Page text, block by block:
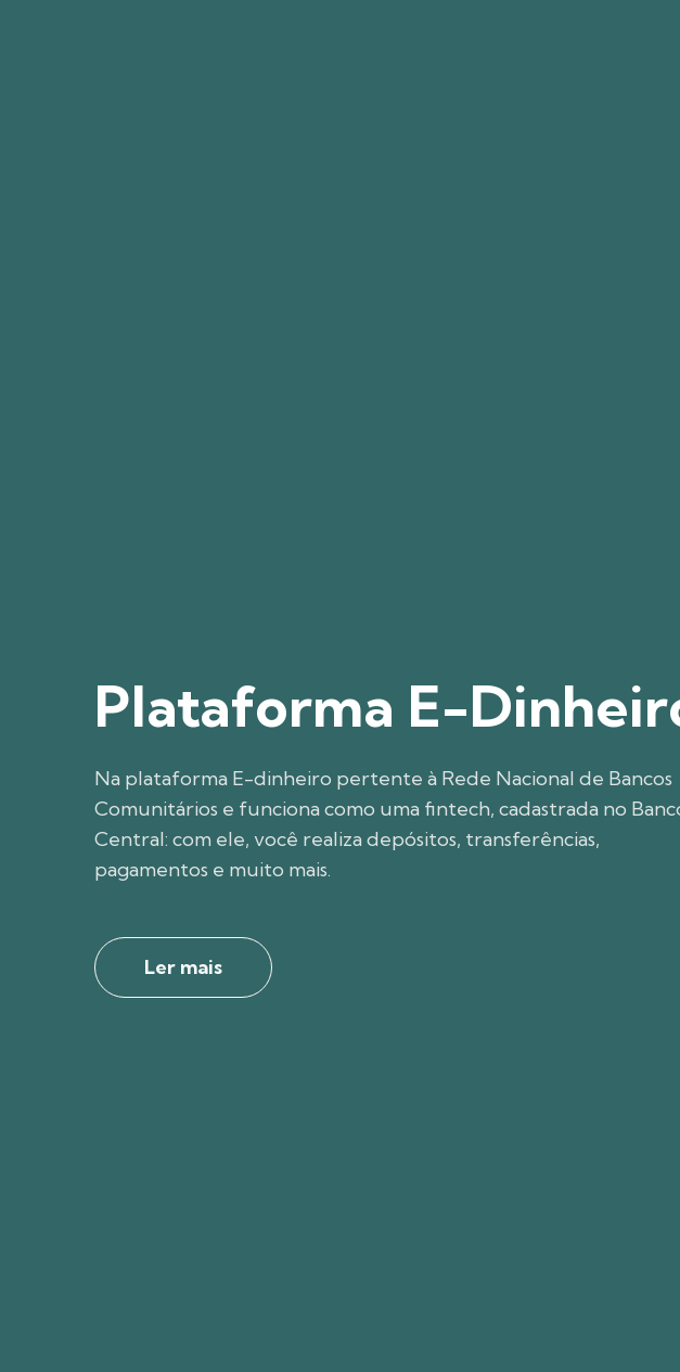
Professor da UFGD
lança novo artigo
científico sobre a
economia solidária
A Economia Solidária na Agenda Governamental no Brasil,
Argentina e Uruguay: Uma Análise do Período Recente